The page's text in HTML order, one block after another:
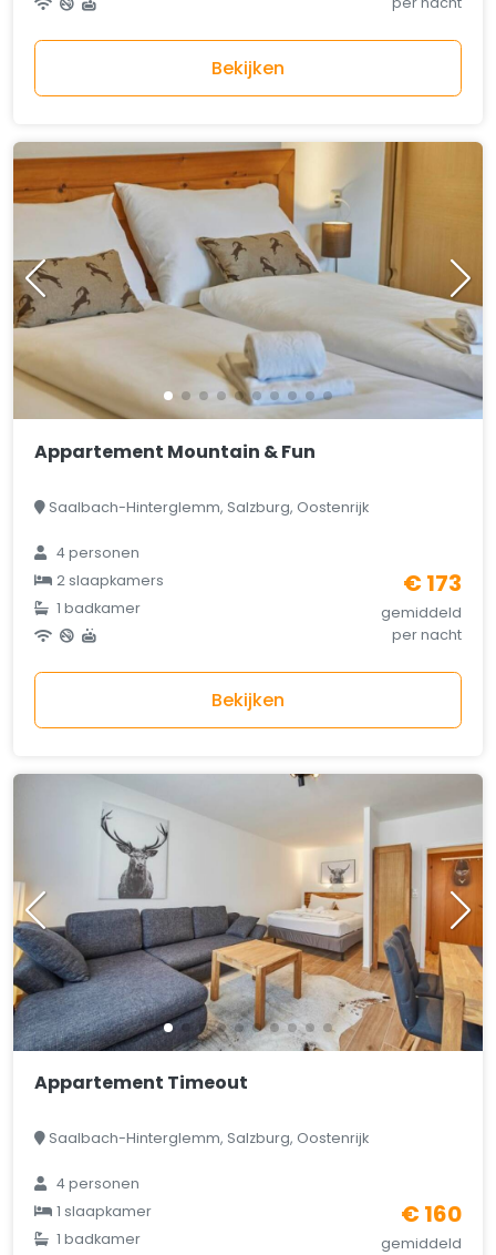
Bekijken
Appartement Mountain & Fun
Saalbach-Hinterglemm, Salzburg, Oostenrijk
4 personen
2 slaapkamers
1 badkamer
€ 173
gemiddeld
per nacht
Bekijken
Appartement Timeout
Saalbach-Hinterglemm, Salzburg, Oostenrijk
4 personen
1 slaapkamer
1 badkamer
€ 160
gemiddeld